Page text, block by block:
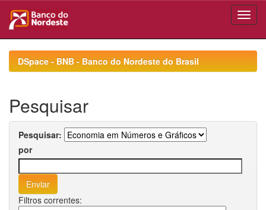
navigationDSpace - BNB - Banco do Nordeste do Brasil
Pesquisar
Pesquisar:
por
Filtros correntes: